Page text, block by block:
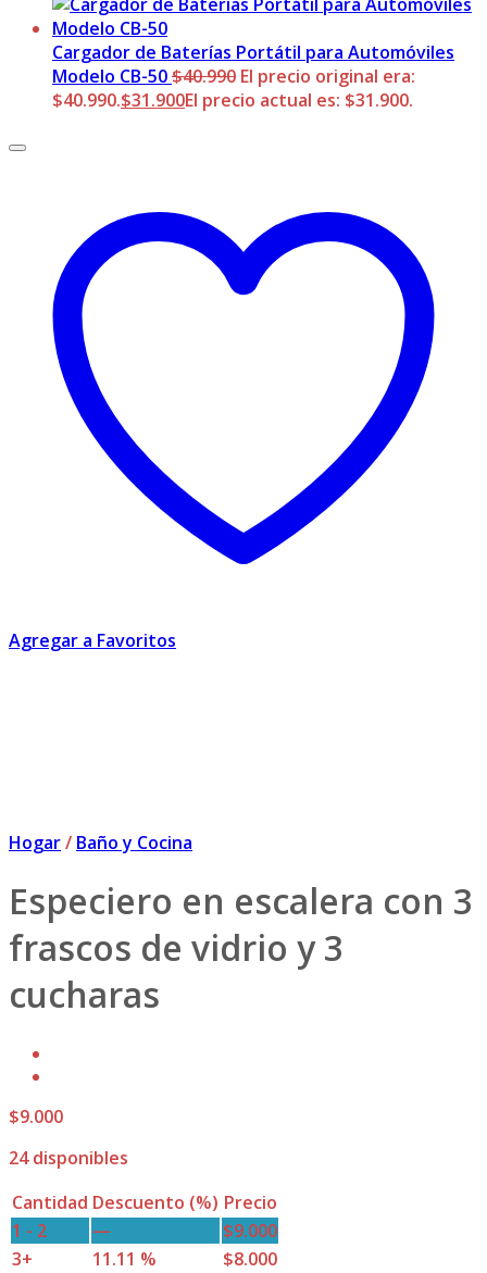
Cargador de Baterías Portátil para Automóviles
Modelo CB-50$40.990 El precio original era:
$40.990.$31.900El precio actual es: $31.900.
Agregar a Favoritos
Hogar/ Baño y Cocina
Especiero en escalera con 3
frascos de vidrio y 3
cucharas
$9.000
24 disponibles
Cantidad Descuento (%) Precio
1 - 2
— $9.000
3+
11.11 % $8.000